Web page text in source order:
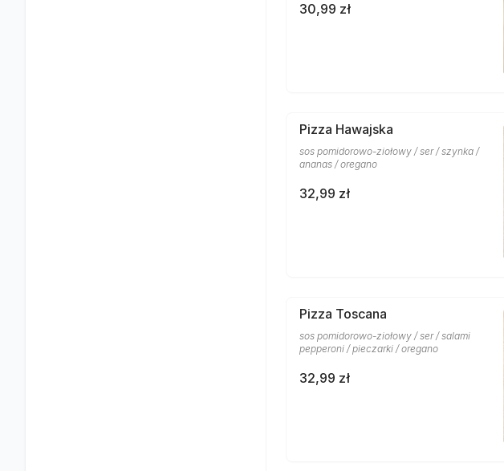
30,99 zł
Pizza Hawajska
sos pomidorowo-ziołowy / ser / szynka /
ananas / oregano
32,99 zł
Pizza Toscana
sos pomidorowo-ziołowy / ser / salami
pepperoni / pieczarki / oregano
32,99 zł